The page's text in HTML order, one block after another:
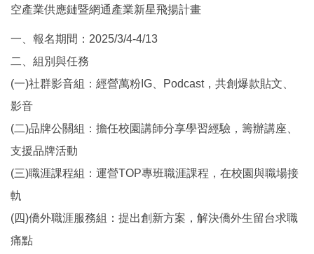
空產業供應鏈暨網通產業新星飛揚計畫
一、報名期間：2025/3/4-4/13
二、組別與任務
(一)社群影音組：經營萬粉IG、Podcast，共創爆款貼文、
影音
(二)品牌公關組：擔任校園講師分享學習經驗，籌辦講座、
支援品牌活動
(三)職涯課程組：運營TOP專班職涯課程，在校園與職場接
軌
(四)僑外職涯服務組：提出創新方案，解決僑外生留台求職
痛點